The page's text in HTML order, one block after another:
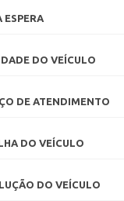
ESPERA
DO VEÍCULO
DE ATENDIMENTO
DO VEÍCULO
DO VEÍCULO